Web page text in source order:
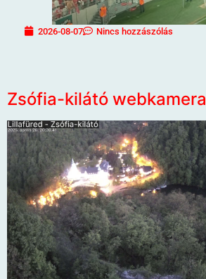
2026-08-07 Nincs hozzászólás
Zsófia-kilátó webkamera